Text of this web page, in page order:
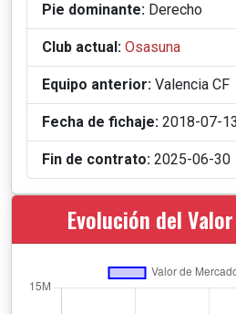
Pie dominante: Derecho
Club actual: Osasuna
Equipo anterior: Valencia CF
Fecha de fichaje: 2018-07-13
Fin de contrato: 2025-06-30
Evolución del